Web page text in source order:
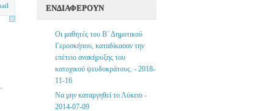
ΕΝΔΙΑΦΕΡΟΥΝ
Οι μαθητές του Β΄ Δημοτικού
Γεροσκήπου, καταδίκασαν την
επέτειο ανακήρυξης του
κατοχικού ψευδοκράτους. - 2018-
11-16
Να μην καταργηθεί το Λύκειο -
2014-07-09